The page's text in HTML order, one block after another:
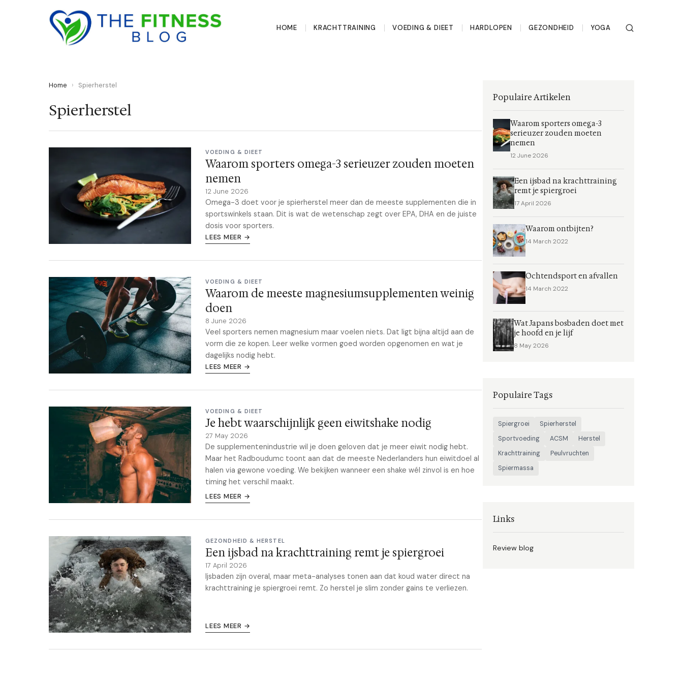
HOME KRACHTTRAINING VOEDING & DIEET HARDLOPEN GEZONDHEID YOGA
Home › Spierherstel
Spierherstel
VOEDING & DIEET
Waarom sporters omega-3 serieuzer zouden moeten
nemen
12 June 2026
Omega-3 doet voor je spierherstel meer dan de meeste supplementen die in
sportswinkels staan. Dit is wat de wetenschap zegt over EPA, DHA en de juiste
dosis voor sporters.
LEES MEER →
VOEDING & DIEET
Waarom de meeste magnesiumsupplementen weinig
doen
8 June 2026
Veel sporters nemen magnesium maar voelen niets. Dat ligt bijna altijd aan de
vorm die ze kopen. Leer welke vormen goed worden opgenomen en wat je
dagelijks nodig hebt.
LEES MEER →
VOEDING & DIEET
Je hebt waarschijnlijk geen eiwitshake nodig
27 May 2026
De supplementenindustrie wil je doen geloven dat je meer eiwit nodig hebt.
Maar het Radboudumc toont aan dat de meeste Nederlanders hun eiwitdoel al
halen via gewone voeding. We bekijken wanneer een shake wél zinvol is en hoe
timing het verschil maakt.
LEES MEER →
GEZONDHEID & HERSTEL
Een ijsbad na krachttraining remt je spiergroei
17 April 2026
Ijsbaden zijn overal, maar meta-analyses tonen aan dat koud water direct na
krachttraining je spiergroei remt. Zo herstel je slim zonder gains te verliezen.
LEES MEER →
Populaire Artikelen
Waarom sporters omega-3
serieuzer zouden moeten
nemen
12 June 2026
Een ijsbad na krachttraining
remt je spiergroei
17 April 2026
Waarom ontbijten?
14 March 2022
Ochtendsport en afvallen
14 March 2022
Wat Japans bosbaden doet met
je hoofd en je lijf
8 May 2026
Populaire Tags
Spiergroei
Spierherstel
Sportvoeding
ACSM
Herstel
Krachttraining
Peulvruchten
Spiermassa
Links
Review blog